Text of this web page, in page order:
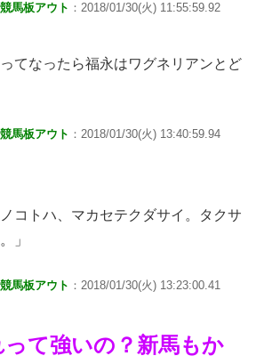
馬板アウト ：2018/01/30(火) 11:55:59.92
てなったら福永はワグネリアンとど
馬板アウト ：2018/01/30(火) 13:40:59.94
コトハ、マカセテクダサイ。タクサ
」
馬板アウト ：2018/01/30(火) 13:23:00.41
て強いの？新馬もか